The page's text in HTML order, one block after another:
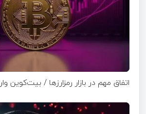
اتفاق مهم در بازار رمزارزها / بیت‌کوین